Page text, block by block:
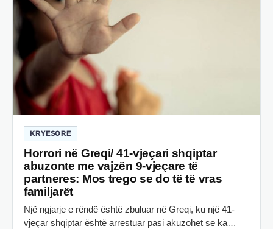
KRYESORE
Horrori në Greqi/ 41-vjeçari shqiptar
abuzonte me vajzën 9-vjeçare të
partneres: Mos trego se do të të vras
familjarët
Një ngjarje e rëndë është zbuluar në Greqi, ku një 41-
vjeçar shqiptar është arrestuar pasi akuzohet se ka…